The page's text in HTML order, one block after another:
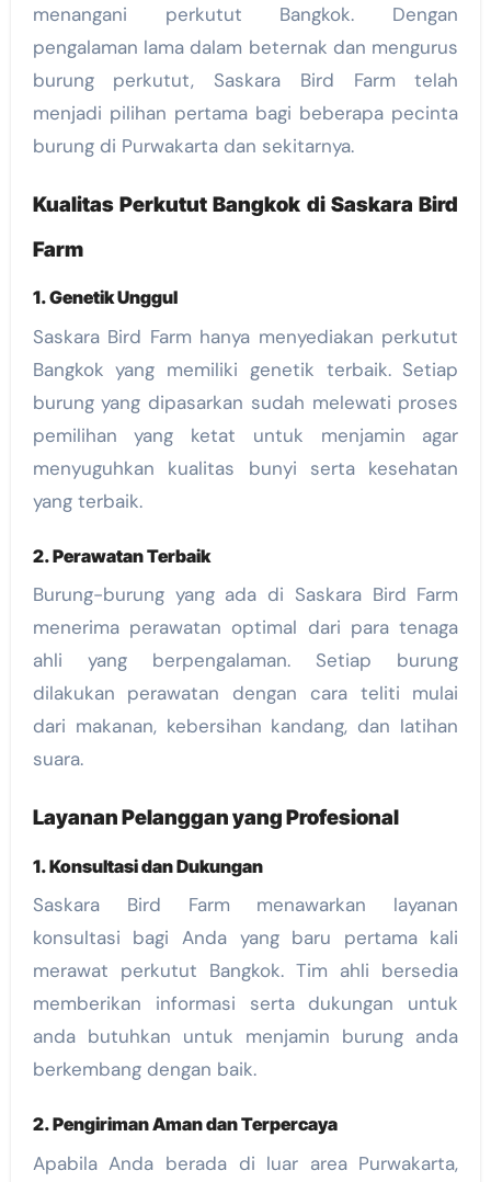
menangani perkutut Bangkok. Dengan
pengalaman lama dalam beternak dan mengurus
burung perkutut, Saskara Bird Farm telah
menjadi pilihan pertama bagi beberapa pecinta
burung di Purwakarta dan sekitarnya.
Kualitas Perkutut Bangkok di Saskara Bird
Farm
1. Genetik Unggul
Saskara Bird Farm hanya menyediakan perkutut
Bangkok yang memiliki genetik terbaik. Setiap
burung yang dipasarkan sudah melewati proses
pemilihan yang ketat untuk menjamin agar
menyuguhkan kualitas bunyi serta kesehatan
yang terbaik.
2. Perawatan Terbaik
Burung-burung yang ada di Saskara Bird Farm
menerima perawatan optimal dari para tenaga
ahli yang berpengalaman. Setiap burung
dilakukan perawatan dengan cara teliti mulai
dari makanan, kebersihan kandang, dan latihan
suara.
Layanan Pelanggan yang Profesional
1. Konsultasi dan Dukungan
Saskara Bird Farm menawarkan layanan
konsultasi bagi Anda yang baru pertama kali
merawat perkutut Bangkok. Tim ahli bersedia
memberikan informasi serta dukungan untuk
anda butuhkan untuk menjamin burung anda
berkembang dengan baik.
2. Pengiriman Aman dan Terpercaya
Apabila Anda berada di luar area Purwakarta,